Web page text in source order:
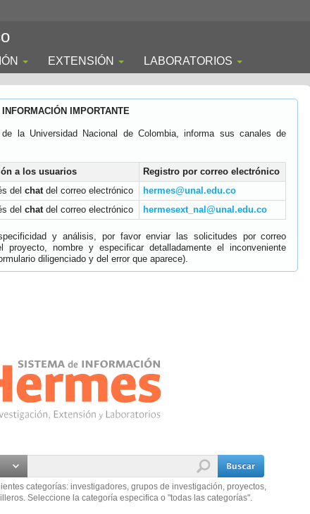
EXTENSIÓN LABORATORIOS
INFORMACIÓN IMPORTANTE
la Universidad Nacional de Colombia, informa sus canales de
a los usuarios
Registro por correo electrónico
del chatdel correo electrónico
hermes@unal.edu.co
del chatdel correo electrónico hermesext_nal@unal.edu.co
y análisis, por favor enviar las solicitudes por correo
nombre y especificar detalladamente el inconveniente
diligenciado y del error que aparece).
categorías: investigadores, grupos de investigación, proyectos,
Seleccione la categoría especifica o "todas las categorías".